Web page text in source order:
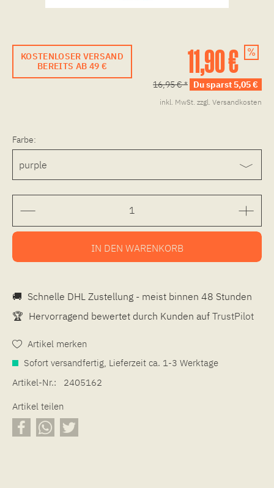
KOSTENLOSER VERSAND
BEREITS AB 49 €
11,90 €
16,95 € * Du sparst 5,05 €
inkl. MwSt. zzgl. Versandkosten
Farbe:
IN DEN WARENKORB
🚚 Schnelle DHL Zustellung - meist binnen 48 Stunden
🏆 Hervorragend bewertet durch Kunden auf TrustPilot
Artikel merken
Sofort versandfertig, Lieferzeit ca. 1-3 Werktage
Artikel-Nr.:
2405162
Artikel teilen